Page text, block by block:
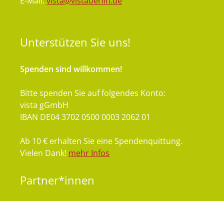
Unterstützen Sie uns!
Spenden sind willkommen!
Bitte spenden Sie auf folgendes Konto:
vista gGmbH
IBAN DE04 3702 0500 0003 2062 01
Ab 10 € erhalten Sie eine Spendenquittung.
Vielen Dank! mehr Infos
Partner*innen